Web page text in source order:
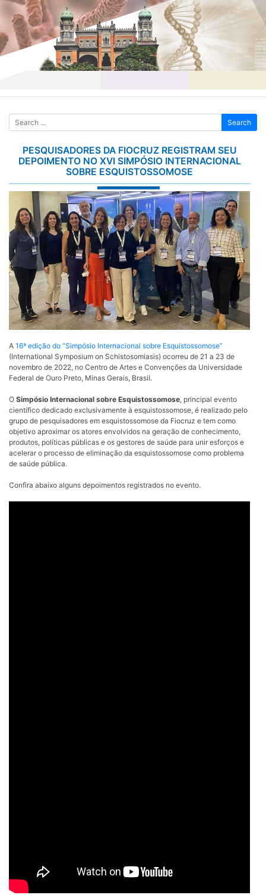
Skip
content
PESQUISADORES DA FIOCRUZ REGISTRAM SEU
DEPOIMENTO NO XVI SIMPÓSIO INTERNACIONAL
SOBRE ESQUISTOSSOMOSE
A 16ª edição do “Simpósio Internacional sobre Esquistossomose”
(International Symposium on Schistosomiasis) ocorreu de 21 a 23 de
novembro de 2022, no Centro de Artes e Convenções da Universidade
Federal de Ouro Preto, Minas Gerais, Brasil.
O Simpósio Internacional sobre Esquistossomose, principal evento
científico dedicado exclusivamente à esquistossomose, é realizado pelo
grupo de pesquisadores em esquistossomose da Fiocruz e tem como
objetivo aproximar os atores envolvidos na geração de conhecimento,
produtos, políticas públicas e os gestores de saúde para unir esforços e
acelerar o processo de eliminação da esquistossomose como problema
de saúde pública.
Confira abaixo alguns depoimentos registrados no evento.